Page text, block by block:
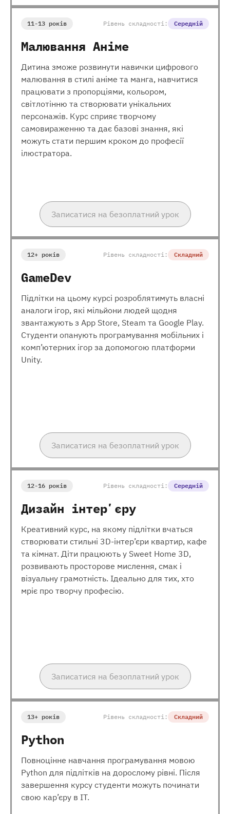
11-13 років Рівень складності: Середній
Малювання Аніме
Дитина зможе розвинути навички цифрового
малювання в стилі аніме та манга, навчитися
працювати з пропорціями, кольором,
світлотінню та створювати унікальних
персонажів. Курс сприяє творчому
самовираженню та дає базові знання, які
можуть стати першим кроком до професії
ілюстратора.
Записатися на безоплатний урок
12+ років Рівень складності: Складний
GameDev
Підлітки на цьому курсі розроблятимуть власні
аналоги ігор, які мільйони людей щодня
звантажують з App Store, Steam та Google Play.
Студенти опанують програмування мобільних і
комп’ютерних ігор за допомогою платформи
Unity.
Записатися на безоплатний урок
12-16 років Рівень складності: Середній
Дизайн інтерʼєру
Креативний курс, на якому підлітки вчаться
створювати стильні 3D-інтер’єри квартир, кафе
та кімнат. Діти працюють у Sweet Home 3D,
розвивають просторове мислення, смак і
візуальну грамотність. Ідеально для тих, хто
мріє про творчу професію.
Записатися на безоплатний урок
13+ років Рівень складності: Складний
Python
Повноцінне навчання програмування мовою
Python для підлітків на дорослому рівні. Після
завершення курсу студенти можуть починати
свою кар’єру в ІТ.